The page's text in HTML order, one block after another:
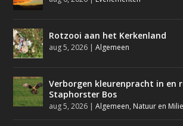
Rotzooi aan het Kerkenland
aug 5, 2026 |Algemeen
Verborgen kleurenpracht in en
Staphorster Bos
aug 5, 2026 |Algemeen, Natuur en